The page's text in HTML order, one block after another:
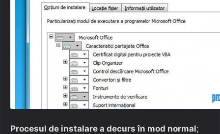
Procesul de instalare a decurs în mod normal;